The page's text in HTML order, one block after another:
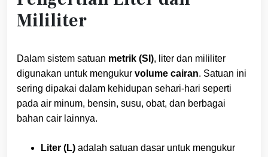
Mililiter
Dalam sistem satuan metrik (SI), liter dan mililiter
digunakan untuk mengukur volume cairan. Satuan ini
sering dipakai dalam kehidupan sehari-hari seperti
pada air minum, bensin, susu, obat, dan berbagai
bahan cair lainnya.
Liter (L) adalah satuan dasar untuk mengukur